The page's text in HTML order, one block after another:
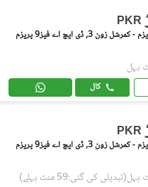
PKR
کال
PKR
(تبدیلی کی گئی:59 منٹ پہلے)